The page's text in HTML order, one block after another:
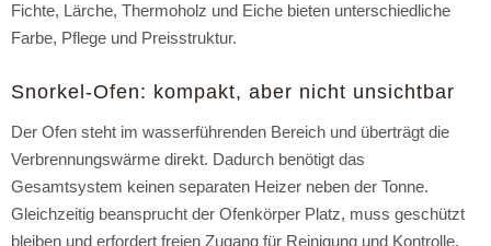
Fichte, Lärche, Thermoholz und Eiche bieten unterschiedliche
Farbe, Pflege und Preisstruktur.
Snorkel-Ofen: kompakt, aber nicht unsichtbar
Der Ofen steht im wasserführenden Bereich und überträgt die
Verbrennungswärme direkt. Dadurch benötigt das
Gesamtsystem keinen separaten Heizer neben der Tonne.
Gleichzeitig beansprucht der Ofenkörper Platz, muss geschützt
bleiben und erfordert freien Zugang für Reinigung und Kontrolle.